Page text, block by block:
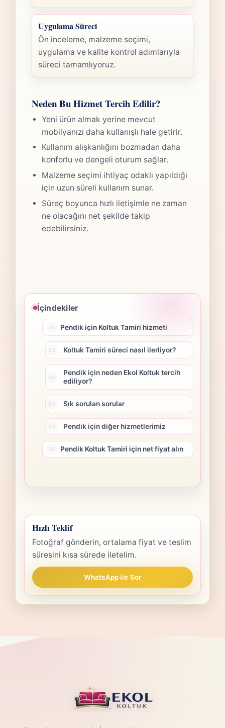
Uygulama Süreci
Ön inceleme, malzeme seçimi,
uygulama ve kalite kontrol adımlarıyla
süreci tamamlıyoruz.
Neden Bu Hizmet Tercih Edilir?
Yeni ürün almak yerine mevcut
mobilyanızı daha kullanışlı hale getirir.
Kullanım alışkanlığını bozmadan daha
konforlu ve dengeli oturum sağlar.
Malzeme seçimi ihtiyaç odaklı yapıldığı
için uzun süreli kullanım sunar.
Süreç boyunca hızlı iletişimle ne zaman
ne olacağını net şekilde takip
edebilirsiniz.
İçindekiler
Pendik için Koltuk Tamiri hizmeti
Koltuk Tamiri süreci nasıl ilerliyor?
Pendik için neden Ekol Koltuk tercih
ediliyor?
Sık sorulan sorular
Pendik için diğer hizmetlerimiz
Pendik Koltuk Tamiri için net fiyat alın
Hızlı Teklif
Fotoğraf gönderin, ortalama fiyat ve teslim
süresini kısa sürede iletelim.
WhatsApp ile Sor